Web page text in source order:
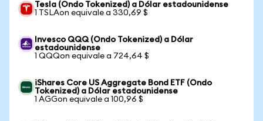
Tesla (Ondo Tokenized) a Dólar estadounidense
1 TSLAon equivale a 330,69 $
Invesco QQQ (Ondo Tokenized) a Dólar
estadounidense
1 QQQon equivale a 724,64 $
iShares Core US Aggregate Bond ETF (Ondo
Tokenized) a Dólar estadounidense
1 AGGon equivale a 100,96 $